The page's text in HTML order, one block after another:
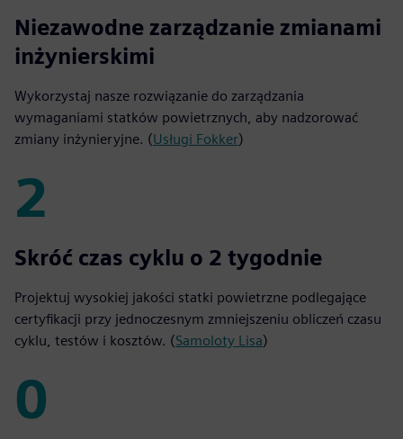
35,000
Niezawodne zarządzanie zmianami
inżynierskimi
Wykorzystaj nasze rozwiązanie do zarządzania
wymaganiami statków powietrznych, aby nadzorować
zmiany inżynieryjne. (Usługi Fokker)
2
2
Skróć czas cyklu o 2 tygodnie
Projektuj wysokiej jakości statki powietrzne podlegające
certyfikacji przy jednoczesnym zmniejszeniu obliczeń czasu
cyklu, testów i kosztów. (Samoloty Lisa)
0